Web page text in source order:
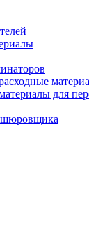
для